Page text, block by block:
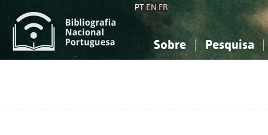
PT EN FR
Sobre Pesquisa